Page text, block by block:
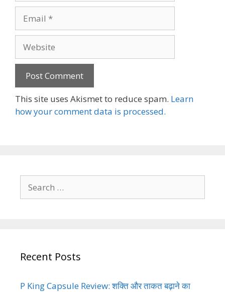
This site uses Akismet to reduce spam. Learn
how your comment data is processed.
for:
Recent Posts
P King Capsule Review: शक्ति और ताकत बढ़ाने का